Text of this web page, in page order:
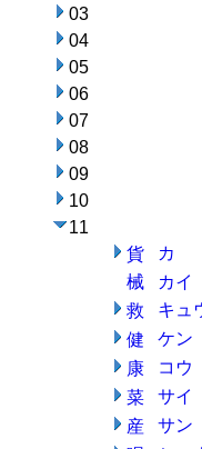
03
04
05
06
07
08
09
10
11
貨
カ
械
カイ
救
キュ
健
ケン
康
コウ
菜
サイ
産
サン